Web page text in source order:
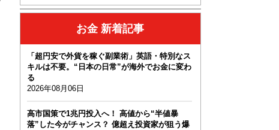
お金 新着記事
「超円安で外貨を稼ぐ副業術」英語・特別なス
キルは不要。“日本の日常”が海外でお金に変わ
る
2026年08月06日
高市国策で1兆円投入へ！ 高値から“半値暴
落”した今がチャンス？ 億超え投資家が狙う爆